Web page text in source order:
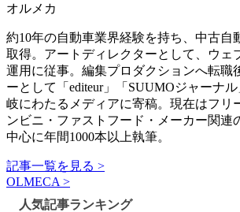
オルメカ
約10年の自動車業界経験を持ち、中古自
取得。アートディレクターとして、ウェ
運用に従事。編集プロダクションへ転職
ーとして「editeur」「SUUMOジャーナ
岐にわたるメディアに寄稿。現在はフリ
ンビニ・ファストフード・メーカー関連
中心に年間1000本以上執筆。
記事一覧を見る >
OLMECA >
人気記事ランキング